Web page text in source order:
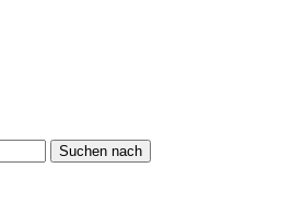
Suchen nach